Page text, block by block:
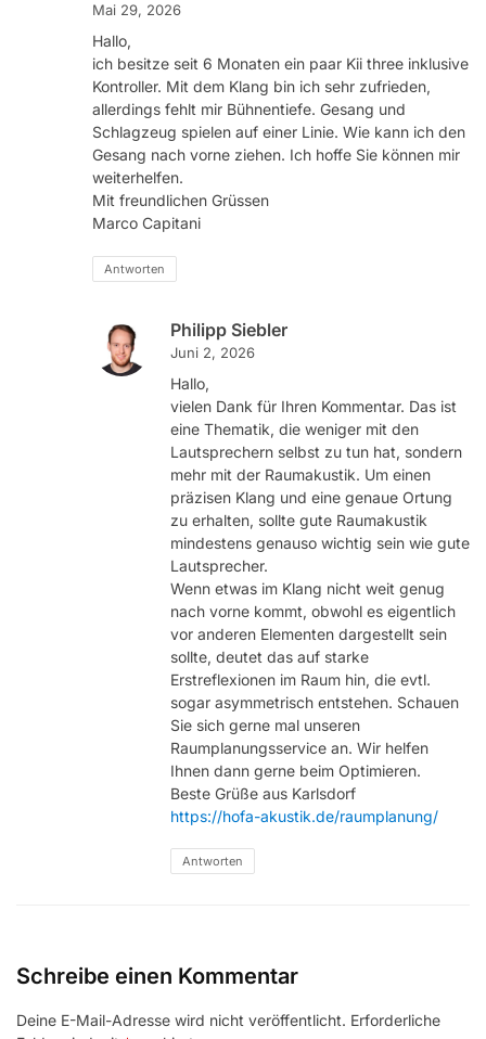
Mai 29, 2026
Hallo,
ich besitze seit 6 Monaten ein paar Kii three inklusive
Kontroller. Mit dem Klang bin ich sehr zufrieden,
allerdings fehlt mir Bühnentiefe. Gesang und
Schlagzeug spielen auf einer Linie. Wie kann ich den
Gesang nach vorne ziehen. Ich hoffe Sie können mir
weiterhelfen.
Mit freundlichen Grüssen
Marco Capitani
Antworten
Philipp Siebler
Juni 2, 2026
Hallo,
vielen Dank für Ihren Kommentar. Das ist
eine Thematik, die weniger mit den
Lautsprechern selbst zu tun hat, sondern
mehr mit der Raumakustik. Um einen
präzisen Klang und eine genaue Ortung
zu erhalten, sollte gute Raumakustik
mindestens genauso wichtig sein wie gute
Lautsprecher.
Wenn etwas im Klang nicht weit genug
nach vorne kommt, obwohl es eigentlich
vor anderen Elementen dargestellt sein
sollte, deutet das auf starke
Erstreflexionen im Raum hin, die evtl.
sogar asymmetrisch entstehen. Schauen
Sie sich gerne mal unseren
Raumplanungsservice an. Wir helfen
Ihnen dann gerne beim Optimieren.
Beste Grüße aus Karlsdorf
https://hofa-akustik.de/raumplanung/
Antworten
Schreibe einen Kommentar
Deine E-Mail-Adresse wird nicht veröffentlicht. Erforderliche